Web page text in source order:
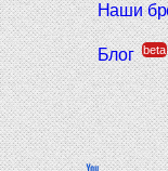
Наши
Блог beta